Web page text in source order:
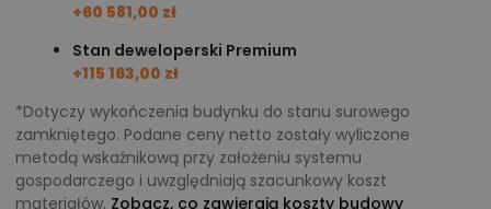
Fasada budynku zaprojektowana została z
zastosowaniem nowoczesnych materiałów w
stonowanej i bardzo eleganckiej kolorystyce. Pokrycie
dachu stanowi naturalna, grafitowa dachówka
ceramiczna. Elewację pokrywa jasna struktura
+60 581,00 zł
Stan deweloperski Premium
+115 163,00 zł
*Dotyczy wykończenia budynku do stanu surowego
zamkniętego. Podane ceny netto zostały wyliczone
metodą wskaźnikową przy założeniu systemu
gospodarczego i uwzględniają szacunkowy koszt
materiałów. Zobacz, co zawierają koszty budowy